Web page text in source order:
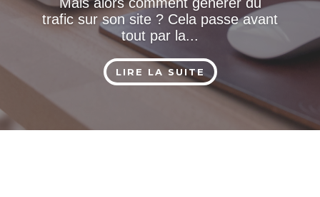
trafic sur son site ? Cela passe avant
tout par la...
LIRE LA SUITE